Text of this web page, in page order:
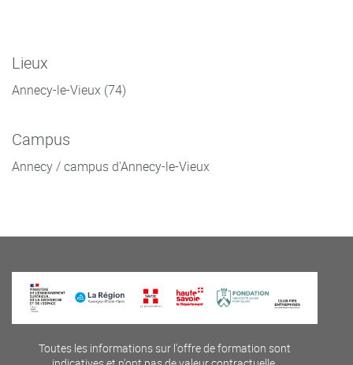
Lieux
Annecy-le-Vieux (74)
Campus
Annecy / campus d'Annecy-le-Vieux
Toutes les informations sur l'offre de formation sont